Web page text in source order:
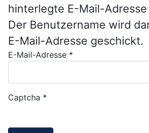
hinterlegte E-Mail-
Der Benutzername wird
E-Mail-Adresse geschickt.
E-Mail-Adresse *
Captcha *